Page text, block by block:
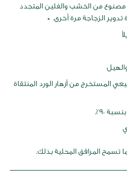
من الخشب والفلين المتجدد
الزجاجة مرة أخرى. *
والهيل
المستخرج من أزهار الورد المنتقاة
90٪
المرافق المحلية بذلك.